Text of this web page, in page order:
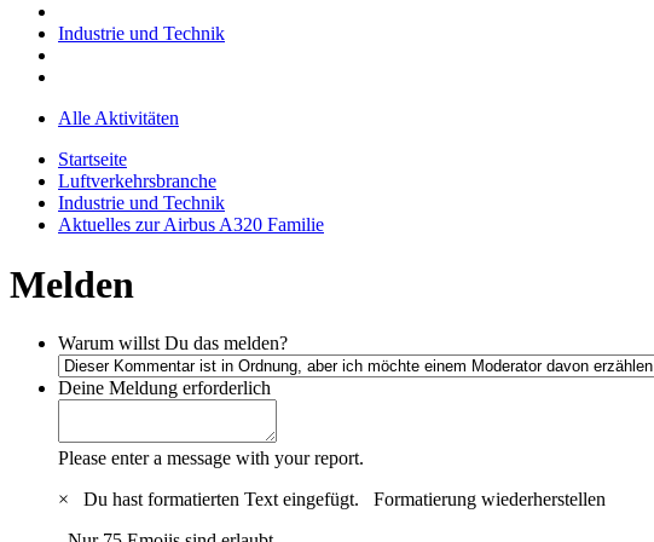
Industrie und Technik
Alle Aktivitäten
Startseite
Luftverkehrsbranche
Industrie und Technik
Aktuelles zur Airbus A320 Familie
Melden
Warum willst Du das melden?
Deine Meldung erforderlich
Please enter a message with your report.
×
Du hast formatierten Text eingefügt. Formatierung wiederherstellen